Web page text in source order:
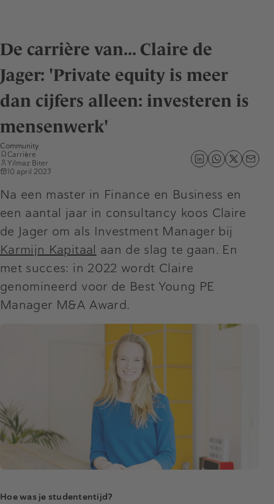
De carrière van... Claire de
Jager: 'Private equity is meer
dan cijfers alleen: investeren is
mensenwerk'
Community
Carrière
Yilmaz Biter
10 april 2023
Na een master in Finance en Business en
een aantal jaar in consultancy koos Claire
de Jager om als Investment Manager bij
Karmijn Kapitaal aan de slag te gaan. En
met succes: in 2022 wordt Claire
genomineerd voor de Best Young PE
Manager M&A Award.
Hoe was je studententijd?